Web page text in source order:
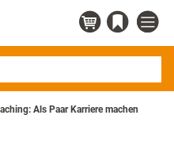
Als Paar Karriere machen